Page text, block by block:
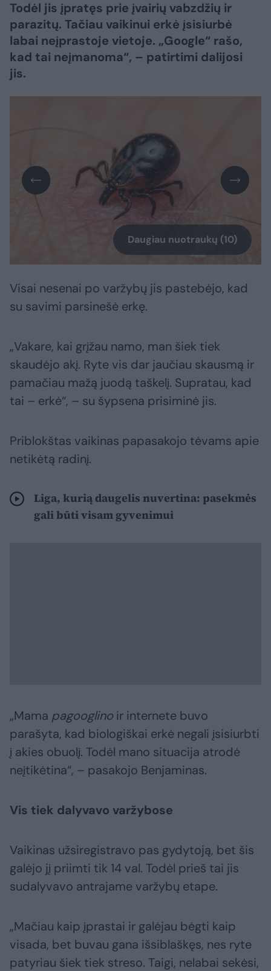
Todėl jis įpratęs prie įvairių vabzdžių ir
parazitų. Tačiau vaikinui erkė įsisiurbė
labai neįprastoje vietoje. „Google“ rašo,
kad tai neįmanoma“, – patirtimi dalijosi
jis.
Daugiau nuotraukų (10)
Visai nesenai po varžybų jis pastebėjo, kad
su savimi parsinešė erkę.
„Vakare, kai grįžau namo, man šiek tiek
skaudėjo akį. Ryte vis dar jaučiau skausmą ir
pamačiau mažą juodą taškelį. Supratau, kad
tai – erkė“, – su šypsena prisiminė jis.
Priblokštas vaikinas papasakojo tėvams apie
netikėtą radinį.
Liga, kurią daugelis nuvertina: pasekmės
gali būti visam gyvenimui
„Mama pagooglino ir internete buvo
parašyta, kad biologiškai erkė negali įsisiurbti
į akies obuolį. Todėl mano situacija atrodė
neįtikėtina“, – pasakojo Benjaminas.
Vis tiek dalyvavo varžybose
Vaikinas užsiregistravo pas gydytoją, bet šis
galėjo jį priimti tik 14 val. Todėl prieš tai jis
sudalyvavo antrajame varžybų etape.
„Mačiau kaip įprastai ir galėjau bėgti kaip
visada, bet buvau gana išsiblaškęs, nes ryte
patyriau šiek tiek streso. Taigi, nelabai sekėsi,